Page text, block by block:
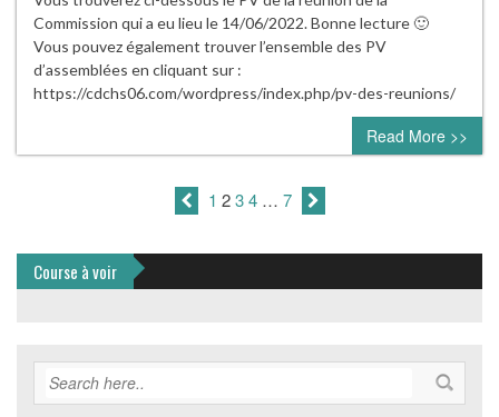
Commission qui a eu lieu le 14/06/2022. Bonne lecture 🙂
Vous pouvez également trouver l’ensemble des PV
d’assemblées en cliquant sur :
https://cdchs06.com/wordpress/index.php/pv-des-reunions/
Read More >>
1 2 3 4 … 7
Course à voir